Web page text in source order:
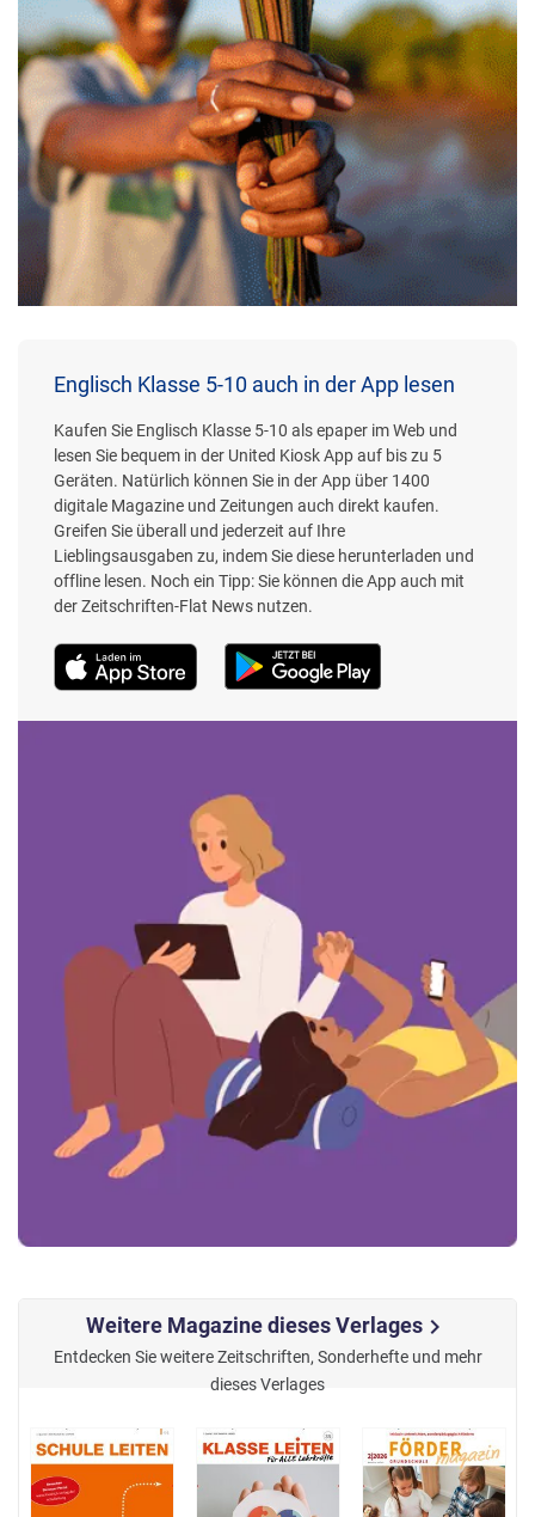
Englisch Klasse 5-10 auch in der App lesen
Kaufen Sie Englisch Klasse 5-10 als epaper im Web und
lesen Sie bequem in der United Kiosk App auf bis zu 5
Geräten. Natürlich können Sie in der App über 1400
digitale Magazine und Zeitungen auch direkt kaufen.
Greifen Sie überall und jederzeit auf Ihre
Lieblingsausgaben zu, indem Sie diese herunterladen und
offline lesen. Noch ein Tipp: Sie können die App auch mit
der Zeitschriften-Flat News nutzen.
Weitere Magazine dieses Verlageschevron_right
Entdecken Sie weitere Zeitschriften, Sonderhefte und mehr
dieses Verlages